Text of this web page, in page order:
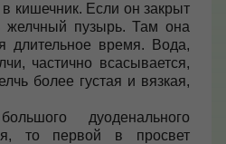
в кишечник. Если он закрыт
желчный пузырь. Там она
длительное время. Вода,
частично всасывается,
более густая и вязкая,
дуоденального
то первой в просвет